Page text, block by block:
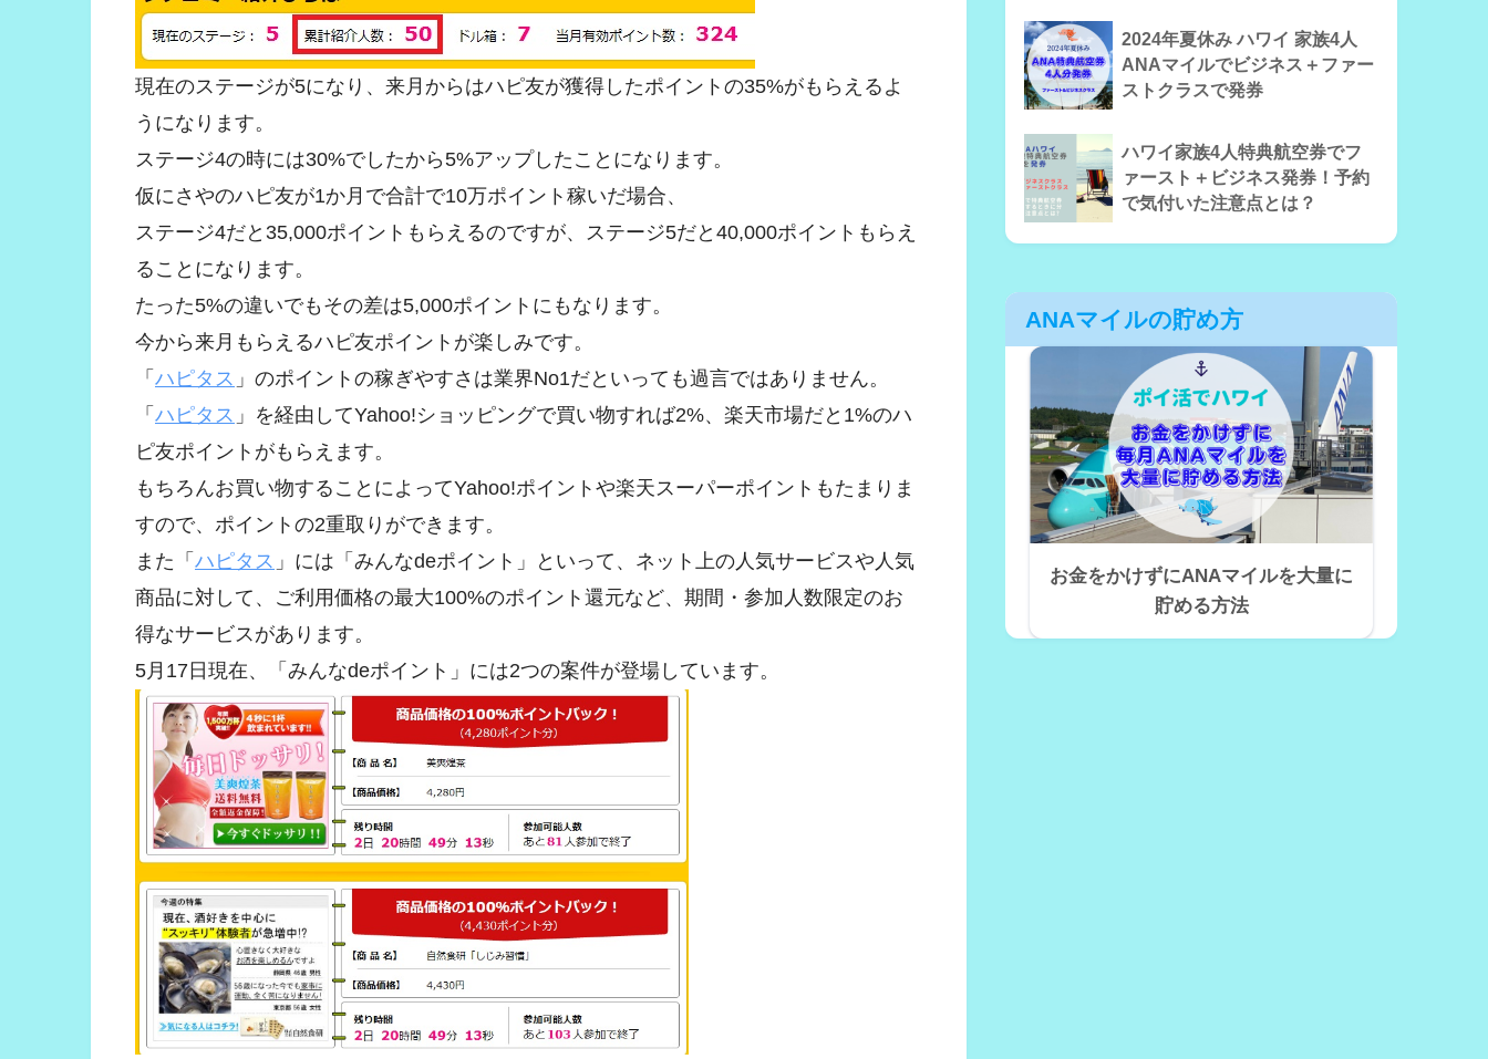
現在のステージが5になり、来月からはハピ友が獲得したポイントの35%がもらえるよ
うになります。
ステージ4の時には30%でしたから5%アップしたことになります。
仮にさやのハピ友が1か月で合計で10万ポイント稼いだ場合、
ステージ4だと35,000ポイントもらえるのですが、ステージ5だと40,000ポイントもらえ
ることになります。
たった5%の違いでもその差は5,000ポイントにもなります。
今から来月もらえるハピ友ポイントが楽しみです。
「 ハピタス 」のポイントの稼ぎやすさは業界No1だといっても過言ではありません。
「 ハピタス 」を経由してYahoo!ショッピングで買い物すれば2%、楽天市場だと1%のハ
ピ友ポイントがもらえます。
もちろんお買い物することによってYahoo!ポイントや楽天スーパーポイントもたまりま
すので、ポイントの2重取りができます。
また「 ハピタス 」には「みんなdeポイント」といって、ネット上の人気サービスや人気
商品に対して、ご利用価格の最大100%のポイント還元など、期間・参加人数限定のお
得なサービスがあります。
5月17日現在、「みんなdeポイント」には2つの案件が登場しています。
2024年夏休み ハワイ 家族4人
ANAマイルでビジネス＋ファー
ストクラスで発券
ハワイ家族4人特典航空券でフ
ァースト＋ビジネス発券！予約
で気付いた注意点とは？
ANAマイルの貯め方
お金をかけずにANAマイルを大量に
貯める方法